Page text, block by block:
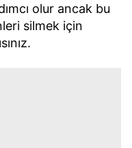
olur ancak bu
silmek için